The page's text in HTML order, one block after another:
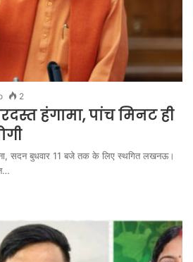
2
हंगामा, पांच मिनट ही
सदन बुधवार 11 बजे तक के लिए स्थगित लखनऊ।